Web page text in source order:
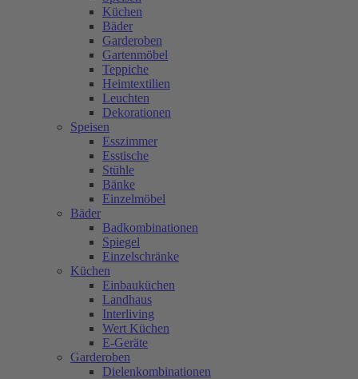
Küchen
Bäder
Garderoben
Gartenmöbel
Teppiche
Heimtextilien
Leuchten
Dekorationen
Speisen
Esszimmer
Esstische
Stühle
Bänke
Einzelmöbel
Bäder
Badkombinationen
Spiegel
Einzelschränke
Küchen
Einbauküchen
Landhaus
Interliving
Wert Küchen
E-Geräte
Garderoben
Dielenkombinationen